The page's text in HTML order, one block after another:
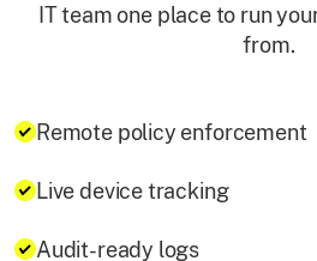
IT team one place to run
from.
Remote policy enforcement
Live device tracking
Audit-ready logs